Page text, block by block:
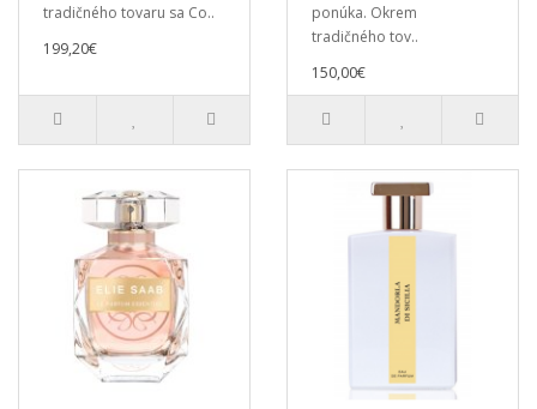
tradičného tovaru sa Co..
199,20€
ponúka. Okrem
tradičného tov..
150,00€